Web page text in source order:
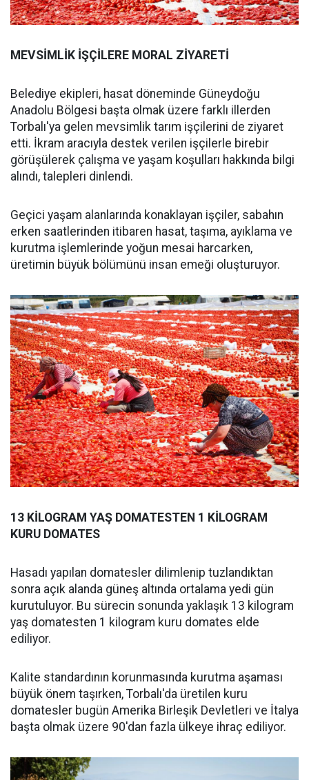
MEVSİMLİK İŞÇİLERE MORAL ZİYARETİ
Belediye ekipleri, hasat döneminde Güneydoğu
Anadolu Bölgesi başta olmak üzere farklı illerden
Torbalı'ya gelen mevsimlik tarım işçilerini de ziyaret
etti. İkram aracıyla destek verilen işçilerle birebir
görüşülerek çalışma ve yaşam koşulları hakkında bilgi
alındı, talepleri dinlendi.
Geçici yaşam alanlarında konaklayan işçiler, sabahın
erken saatlerinden itibaren hasat, taşıma, ayıklama ve
kurutma işlemlerinde yoğun mesai harcarken,
üretimin büyük bölümünü insan emeği oluşturuyor.
13 KİLOGRAM YAŞ DOMATESTEN 1 KİLOGRAM
KURU DOMATES
Hasadı yapılan domatesler dilimlenip tuzlandıktan
sonra açık alanda güneş altında ortalama yedi gün
kurutuluyor. Bu sürecin sonunda yaklaşık 13 kilogram
yaş domatesten 1 kilogram kuru domates elde
ediliyor.
Kalite standardının korunmasında kurutma aşaması
büyük önem taşırken, Torbalı'da üretilen kuru
domatesler bugün Amerika Birleşik Devletleri ve İtalya
başta olmak üzere 90'dan fazla ülkeye ihraç ediliyor.